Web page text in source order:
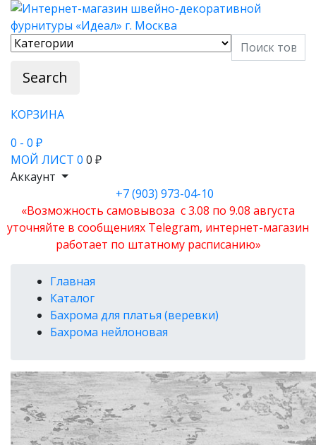
Search
КОРЗИНА
0 - 0 ₽
МОЙ ЛИСТ 0 0 ₽
Аккаунт
+7 (903) 973-04-10
«Возможность самовывоза с 3.08 по 9.08 августа
уточняйте в сообщениях Telegram, интернет-магазин
работает по штатному расписанию»
Главная
Каталог
Бахрома для платья (веревки)
Бахрома нейлоновая